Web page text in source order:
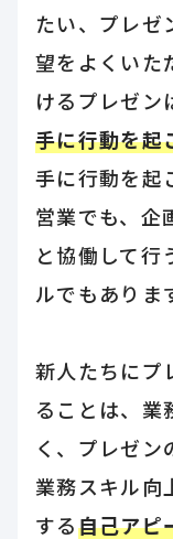
たい、プレゼ
望をよくいた
けるプレゼン
手に行動を起
手に行動を起
営業でも、企
と協働して行
ルでもありま
新人たちにプ
ることは、業
く、プレゼン
業務スキル向
する自己アピ